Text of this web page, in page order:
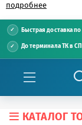
подробнее
Быстрая доставка
До терминала ТК в
КАТАЛОГ